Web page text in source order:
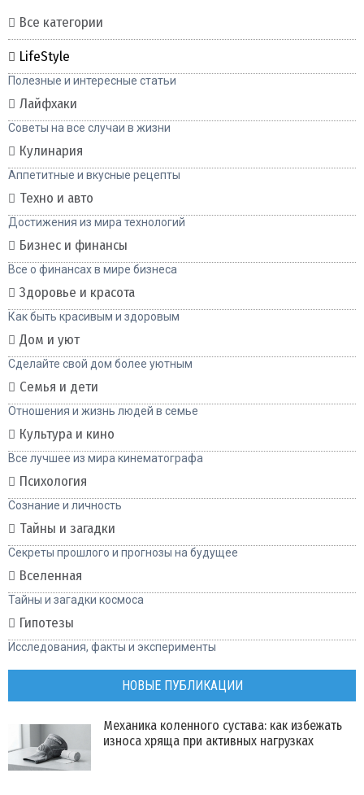
Все категории
LifeStyle
Полезные и интересные статьи
Лайфхаки
Советы на все случаи в жизни
Кулинария
Аппетитные и вкусные рецепты
Техно и авто
Достижения из мира технологий
Бизнес и финансы
Все о финансах в мире бизнеса
Здоровье и красота
Как быть красивым и здоровым
Дом и уют
Сделайте свой дом более уютным
Семья и дети
Отношения и жизнь людей в семье
Культура и кино
Все лучшее из мира кинематографа
Психология
Сознание и личность
Тайны и загадки
Секреты прошлого и прогнозы на будущее
Вселенная
Тайны и загадки космоса
Гипотезы
Исследования, факты и эксперименты
НОВЫЕ ПУБЛИКАЦИИ
Механика коленного сустава: как избежать
износа хряща при активных нагрузках